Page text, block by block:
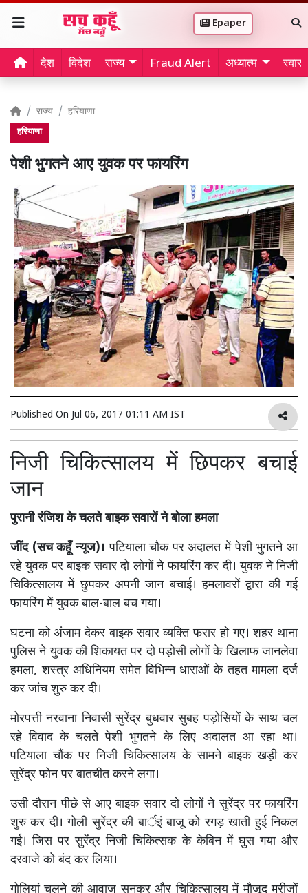
Epaper
देश विदेश राज्य Fraud Alert अध्यात्म
राज्य हरियाणा
हरियाणा
पेशी भुगतने आए युवक पर फायरिंग
Published On Jul 06, 2017 01:11 AM IST
निजी चिकित्सालय में छिपकर बचाई
जान
पुरानी रंजिश के चलते बाइक सवारों ने बोला हमला
जींद (सच कहूँ न्यूज)। पटियाला चौक पर अदालत में पेशी भुगतने आ
रहे युवक पर बाइक सवार दो लोगों ने फायरिंग कर दी। युवक ने निजी
चिकित्सालय में छुपकर अपनी जान बचाई। हमलावरों द्वारा की गई
फायरिंग में युवक बाल-बाल बच गया।
घटना को अंजाम देकर बाइक सवार व्यक्ति फरार हो गए। शहर थाना
पुलिस ने युवक की शिकायत पर दो पड़ोसी लोगों के खिलाफ जानलेवा
हमला, शस्त्र अधिनियम समेत विभिन्न धाराओं के तहत मामला दर्ज
कर जांच शुरु कर दी।
मोरपत्ती नरवाना निवासी सुरेंद्र बुधवार सुबह पड़ोसियों के साथ चल
रहे विवाद के चलते पेशी भुगतने के लिए अदालत आ रहा था।
पटियाला चौंक पर निजी चिकित्सालय के सामने बाइक खड़ी कर
सुरेंद्र फोन पर बातचीत करने लगा।
उसी दौरान पीछे से आए बाइक सवार दो लोगों ने सुरेंद्र पर फायरिंग
शुरु कर दी। गोली सुरेंद्र की बार्इं बाजू को रगड़ खाती हुई निकल
गई। जिस पर सुरेंद्र निजी चिकित्सक के केबिन में घुस गया और
दरवाजे को बंद कर लिया।
गोलियां चलने की आवाज सुनकर और चिकित्सालय में मौजूद मरीजों